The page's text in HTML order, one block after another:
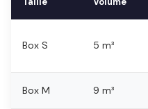
Box S 5 m³
Box M 9 m³